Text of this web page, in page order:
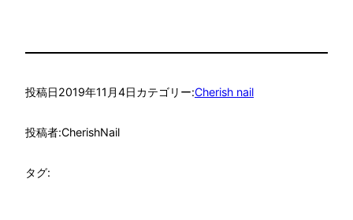
投稿日2019年11月4日カテゴリー:Cherish nail
投稿者:CherishNail
タグ: